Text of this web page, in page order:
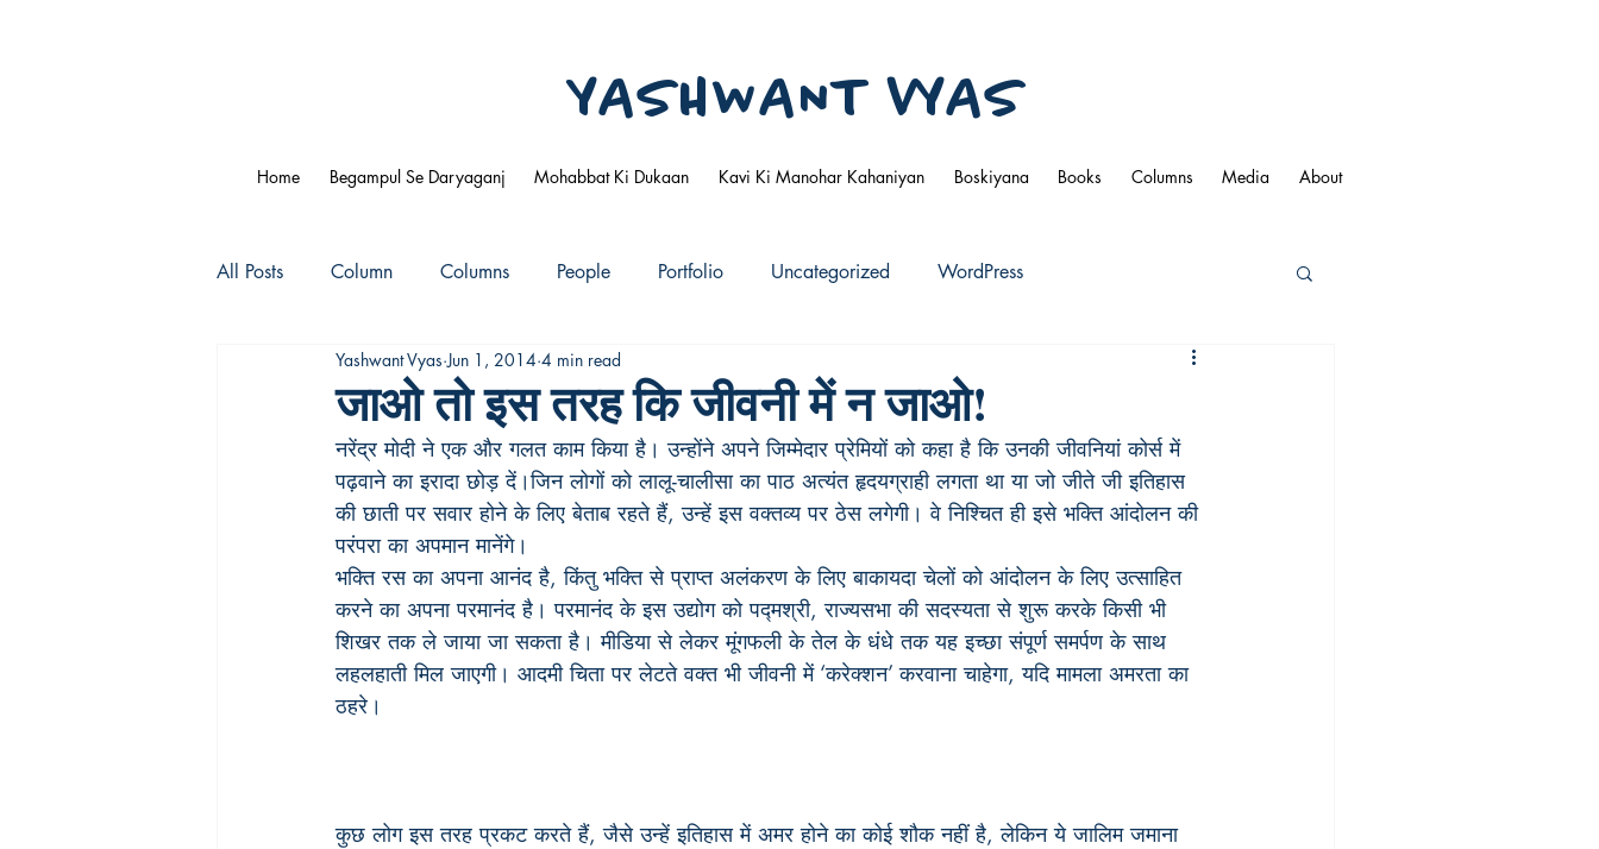
YASHWANT VYAS
Home Begampul Se Daryaganj Mohabbat Ki Dukaan Kavi Ki Manohar Kahaniyan Boskiyana Books Columns Media About
All Posts Column Columns People Portfolio Uncategorized WordPress
जाओ तो इस तरह कि जीवनी में न जाओ!
Yashwant Vyas Jun 1, 2014 4 min read
नरेंद्र मोदी ने एक और गलत काम किया है। उन्होंने अपने जिम्मेदार प्रेमियों को कहा है कि उनकी जीवनियां कोर्स में
पढ़वाने का इरादा छोड़ दें।जिन लोगों को लालू-चालीसा का पाठ अत्यंत हृदयग्राही लगता था या जो जीते जी इतिहास
की छाती पर सवार होने के लिए बेताब रहते हैं, उन्हें इस वक्तव्य पर ठेस लगेगी। वे निश्चित ही इसे भक्ति आंदोलन की
परंपरा का अपमान मानेंगे।
भक्ति रस का अपना आनंद है, किंतु भक्ति से प्राप्त अलंकरण के लिए बाकायदा चेलों को आंदोलन के लिए उत्साहित
करने का अपना परमानंद है। परमानंद के इस उद्योग को पद्मश्री, राज्यसभा की सदस्यता से शुरू करके किसी भी
शिखर तक ले जाया जा सकता है। मीडिया से लेकर मूंगफली के तेल के धंधे तक यह इच्छा संपूर्ण समर्पण के साथ
लहलहाती मिल जाएगी। आदमी चिता पर लेटते वक्त भी जीवनी में ‘करेक्शन’ करवाना चाहेगा, यदि मामला अमरता का
ठहरे।
कुछ लोग इस तरह प्रकट करते हैं, जैसे उन्हें इतिहास में अमर होने का कोई शौक नहीं है, लेकिन ये जालिम जमाना